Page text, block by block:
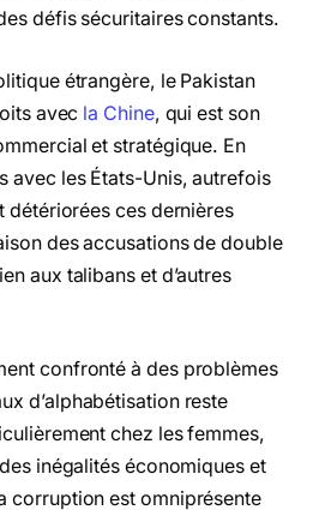
défis sécuritaires constants.
étrangère, le Pakistan
avec la Chine, qui est son
et stratégique. En
avec les États-Unis, autrefois
détériorées ces dernières
des accusations de double
aux talibans et d’autres
confronté à des problèmes
d’alphabétisation reste
chez les femmes,
inégalités économiques et
corruption est omniprésente